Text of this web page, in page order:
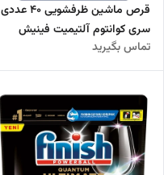
قرص ماشین ظرفشویی 40 عددی
سری کوانتوم آلتیمیت فینیش
تماس بگیرید